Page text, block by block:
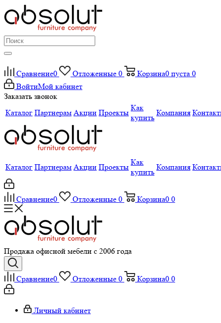
Сравнение0 Отложенные 0 Корзина0 пуста 0
ВойтиМой кабинет
Заказать звонок
Каталог Партнерам Акции Проекты
Как
купить
Компания
Каталог Партнерам Акции Проекты
Как
купить
Компания
Сравнение0 Отложенные 0 Корзина0 0
Продажа офисной мебели с 2006 года
Сравнение0 Отложенные 0 Корзина0 0
Личный кабинет